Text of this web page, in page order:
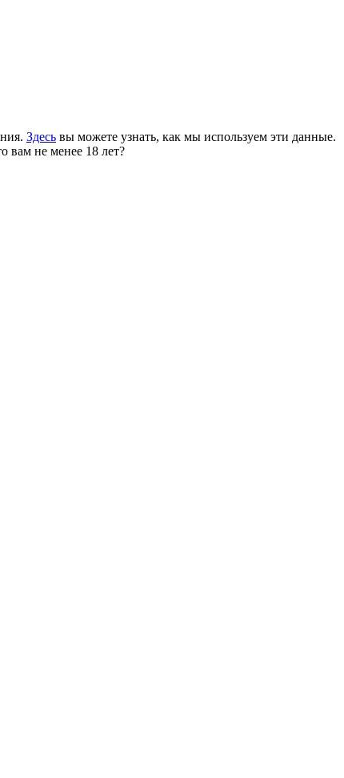
Здесь вы можете узнать, как мы используем эти данные.
вам не менее 18 лет?